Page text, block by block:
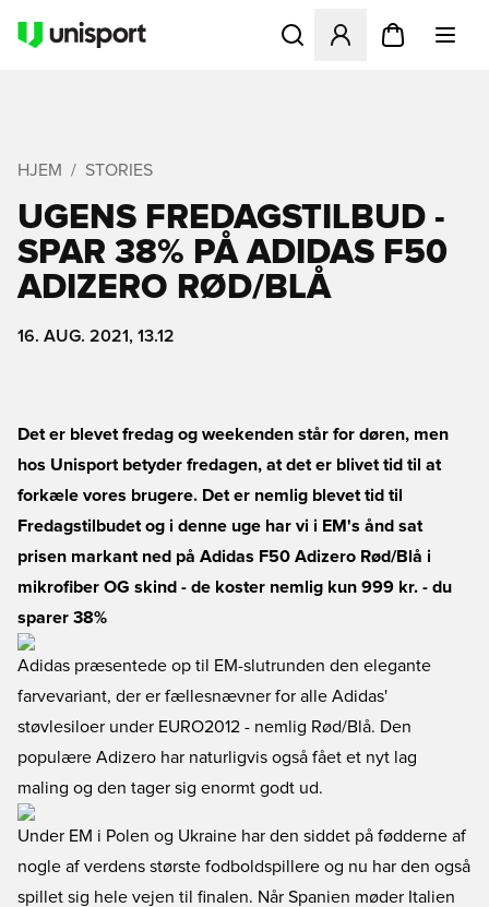
Åbner en Modal til at
HJEM STORIES
UGENS FREDAGSTILBUD -
SPAR 38% PÅ ADIDAS F50
ADIZERO RØD/BLÅ
16. AUG. 2021, 13.12
Det er blevet fredag og weekenden står for døren, men
hos Unisport betyder fredagen, at det er blivet tid til at
forkæle vores brugere. Det er nemlig blevet tid til
Fredagstilbudet og i denne uge har vi i EM's ånd sat
prisen markant ned på Adidas F50 Adizero Rød/Blå i
mikrofiber OG skind - de koster nemlig kun 999 kr. - du
sparer 38%
Adidas præsentede op til EM-slutrunden den elegante
farvevariant, der er fællesnævner for alle Adidas'
støvlesiloer under EURO2012 - nemlig Rød/Blå. Den
populære Adizero har naturligvis også fået et nyt lag
maling og den tager sig enormt godt ud.
Under EM i Polen og Ukraine har den siddet på fødderne af
nogle af verdens største fodboldspillere og nu har den også
spillet sig hele vejen til finalen. Når Spanien møder Italien